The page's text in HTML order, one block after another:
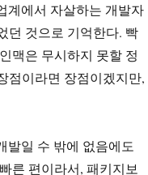
계에서 자살하는 개발자
던 것으로 기억한다. 빡
맥은 무시하지 못할 정
점이라면 장점이겠지만,
발일 수 밖에 없음에도
른 편이라서, 패키지보